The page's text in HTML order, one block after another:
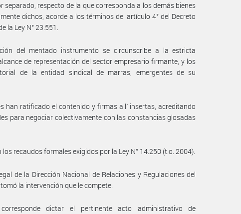
separado, respecto de la que corresponda a los demás bienes
dichos, acorde a los términos del artículo 4° del Decreto
la Ley N° 23.551.
del mentado instrumento se circunscribe a la estricta
de representación del sector empresario firmante, y los
de la entidad sindical de marras, emergentes de su
han ratificado el contenido y firmas allí insertas, acreditando
para negociar colectivamente con las constancias glosadas
recaudos formales exigidos por la Ley N° 14.250 (t.o. 2004).
de la Dirección Nacional de Relaciones y Regulaciones del
la intervención que le compete.
dictar el pertinente acto administrativo de